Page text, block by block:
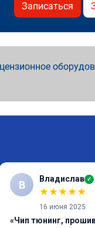
Записаться
В Владислав ✓
★★★★★
16 июня 2025
«Чип тюнинг,